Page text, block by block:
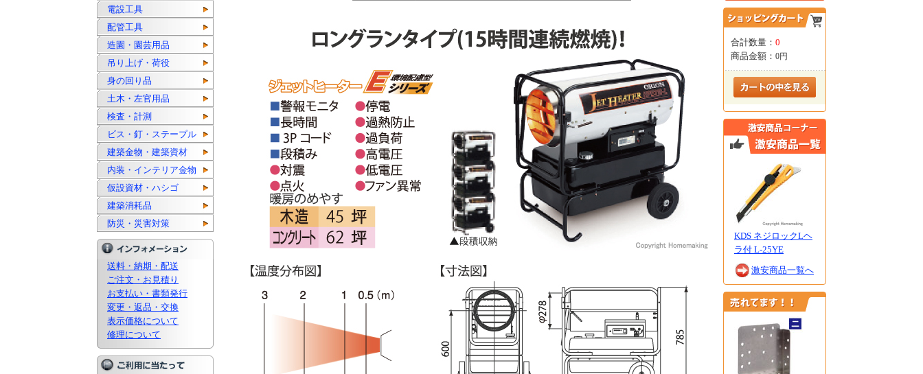
電設工具
配管工具
造園・園芸用品
吊り上げ・荷役
身の回り品
土木・左官用品
検査・計測
ビス・釘・ステープル
建築金物・建築資材
内装・インテリア金物
仮設資材・ハシゴ
建築消耗品
防災・災害対策
送料・納期・配送
ご注文・お見積り
お支払い・書類発行
変更・返品・交換
表示価格について
修理について
合計数量： 0
商品金額： 0円
KDS ネジロックLヘ
ラ付 L-25YE
激安商品一覧へ